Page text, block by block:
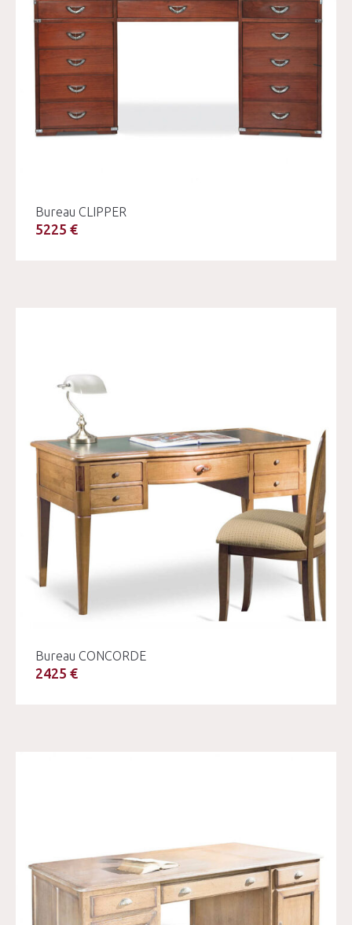
Bureau CLIPPER
5225 €
Bureau CONCORDE
2425 €